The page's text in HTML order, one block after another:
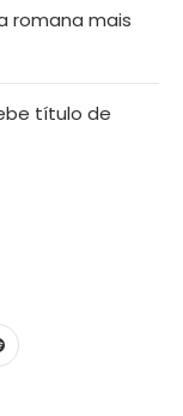
romana mais
título de